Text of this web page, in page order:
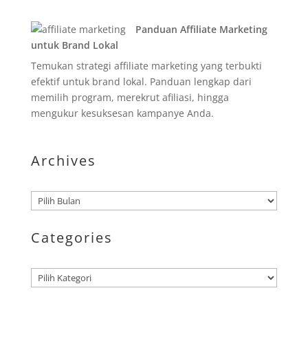
Panduan Affiliate Marketing
untuk Brand Lokal
Temukan strategi affiliate marketing yang terbukti
efektif untuk brand lokal. Panduan lengkap dari
memilih program, merekrut afiliasi, hingga
mengukur kesuksesan kampanye Anda.
Archives
Arsip
Categories
Kategori